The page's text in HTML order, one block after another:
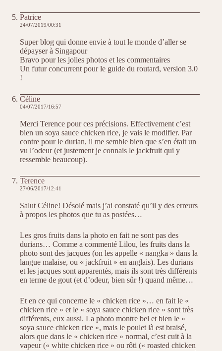
Patrice
24/07/2019/00:31
Super blog qui donne envie à tout le monde d’aller se
dépayser à Singapour
Bravo pour les jolies photos et les commentaires
Un futur concurrent pour le guide du routard, version 3.0
!
Céline
04/07/2017/16:57
Merci Terence pour ces précisions. Effectivement c’est
bien un soya sauce chicken rice, je vais le modifier. Par
contre pour le durian, il me semble bien que s’en était un
vu l’odeur (et justement je connais le jackfruit qui y
ressemble beaucoup).
Terence
27/06/2017/12:41
Salut Céline! Désolé mais j’ai constaté qu’il y des erreurs
à propos les photos que tu as postées…
Les gros fruits dans la photo en fait ne sont pas des
durians… Comme a commenté Lilou, les fruits dans la
photo sont des jacques (on les appelle « nangka » dans la
langue malaise, ou « jackfruit » en anglais). Les durians
et les jacques sont apparentés, mais ils sont très différents
en terme de gout (et d’odeur, bien sûr !) quand même…
Et en ce qui concerne le « chicken rice »… en fait le «
chicken rice » et le « soya sauce chicken rice » sont très
différents, eux aussi. La photo montre bel et bien le «
soya sauce chicken rice », mais le poulet là est braisé,
alors que dans le « chicken rice » normal, c’est cuit à la
vapeur (« white chicken rice » ou rôti (« roasted chicken